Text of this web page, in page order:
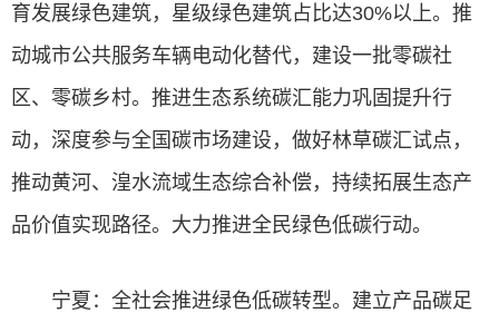
育发展绿色建筑，星级绿色建筑占比达30%以上。推
动城市公共服务车辆电动化替代，建设一批零碳社
区、零碳乡村。推进生态系统碳汇能力巩固提升行
动，深度参与全国碳市场建设，做好林草碳汇试点，
推动黄河、湟水流域生态综合补偿，持续拓展生态产
品价值实现路径。大力推进全民绿色低碳行动。
宁夏：全社会推进绿色低碳转型。建立产品碳足